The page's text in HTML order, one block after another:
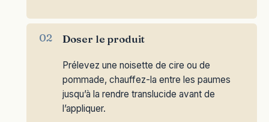
Doser le produit
Prélevez une noisette de cire ou de
pommade, chauffez-la entre les paumes
jusqu’à la rendre translucide avant de
l’appliquer.